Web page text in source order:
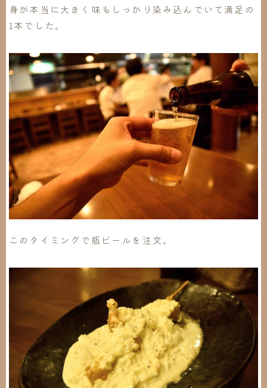
身が本当に大きく味もしっかり染み込んでいて満足の
1本でした。
このタイミングで瓶ビールを注文。